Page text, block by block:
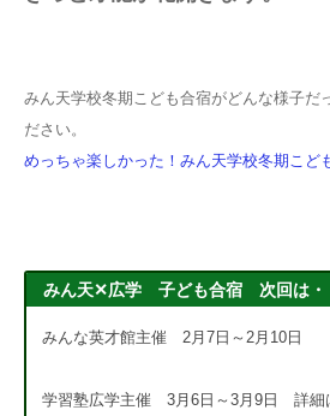
みん天学校冬期こども合宿がどんな様子だ
ださい。
めっちゃ楽しかった！みん天学校冬期こど
みん天✕広学 子ども合宿 次回は・
みんな英才館主催 2月7日～2月10日
学習塾広学主催 3月6日～3月9日 詳細